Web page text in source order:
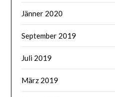
Jänner 2020
September 2019
Juli 2019
März 2019